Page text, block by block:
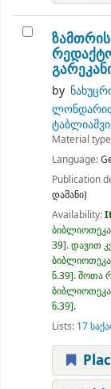
by
Material
Language:
Publication
დამანი)
Availability:
39 .დავით
ნ.39 .შოთა
ნ.39 .
Lists: 17